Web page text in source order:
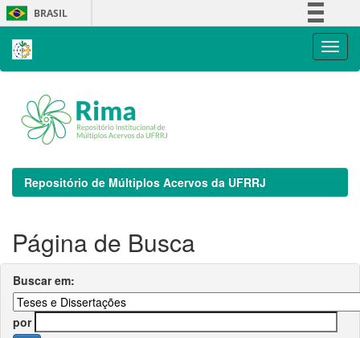
Skip
navigation
BRASIL
Repositório de Múltiplos Acervos da UFRRJ
Página de Busca
Buscar em:
por